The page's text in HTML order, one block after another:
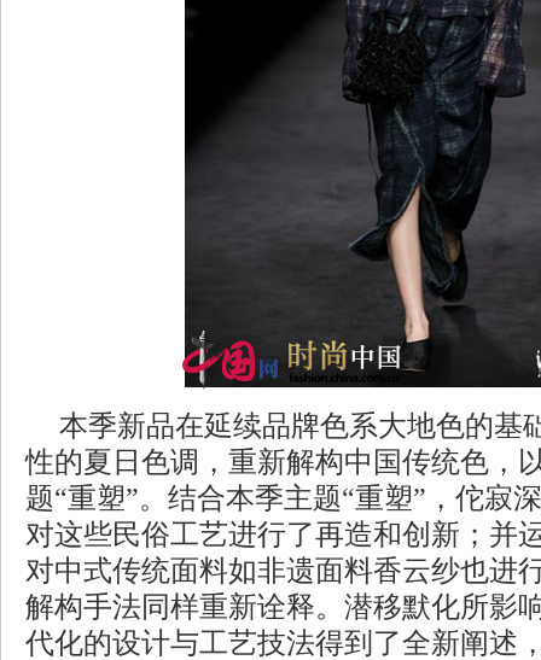
本季新品在延续品牌色系大地色的基
性的夏日色调，重新解构中国传统色，
题“重塑”。结合本季主题“重塑”，佗寂
对这些民俗工艺进行了再造和创新；并
对中式传统面料如非遗面料香云纱也进
解构手法同样重新诠释。潜移默化所影
代化的设计与工艺技法得到了全新阐述